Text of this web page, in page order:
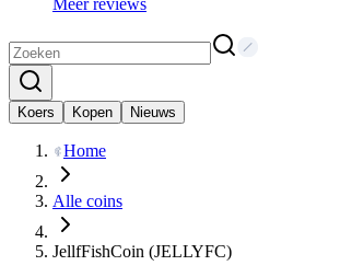
Meer reviews
Koers Kopen Nieuws
Home
Alle coins
JellfFishCoin (JELLYFC)